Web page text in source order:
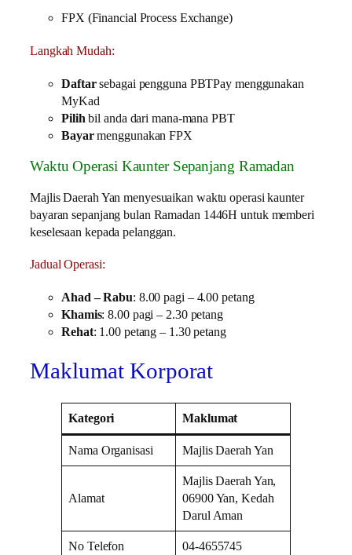
FPX (Financial Process Exchange)
Langkah Mudah:
Daftarsebagai pengguna PBTPay menggunakan
MyKad
Pilih bil anda dari mana-mana PBT
Bayarmenggunakan FPX
Waktu Operasi Kaunter Sepanjang Ramadan
Majlis Daerah Yan menyesuaikan waktu operasi kaunter
bayaran sepanjang bulan Ramadan 1446H untuk memberi
keselesaan kepada pelanggan.
Jadual Operasi:
Ahad – Rabu: 8.00 pagi – 4.00 petang
Khamis: 8.00 pagi – 2.30 petang
Rehat: 1.00 petang – 1.30 petang
Maklumat Korporat
Kategori Maklumat
Nama Organisasi Majlis Daerah Yan
Alamat
Majlis Daerah Yan,
06900 Yan, Kedah
Darul Aman
No Telefon 04-4655745